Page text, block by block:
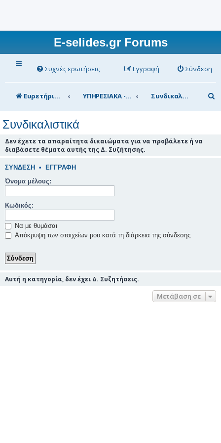
E-selides.gr Forums
Συχνές ερωτήσεις Σύνδεση
Εγγραφή
Ευρετήριο Δ. Συζήτησης ΥΠΗΡΕΣΙΑΚΑ - ΣΥΖΗΤΗΣΕΙΣ (για τα μέλη) Συνδικαλιστικά
ν
Συνδικαλιστικά
Δεν έχετε τα απαραίτητα δικαιώματα για να προβάλετε ή να
διαβάσετε θέματα αυτής της Δ. Συζήτησης.
ΣΎΝΔΕΣΗ • ΕΓΓΡΑΦΉ
Όνομα μέλους:
Κωδικός:
Να με θυμάσαι
Απόκρυψη των στοιχείων μου κατά τη διάρκεια της σύνδεσης
Αυτή η κατηγορία, δεν έχει Δ. Συζητήσεις.
Μετάβαση σε